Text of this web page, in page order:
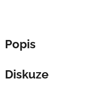
Popis
Diskuze